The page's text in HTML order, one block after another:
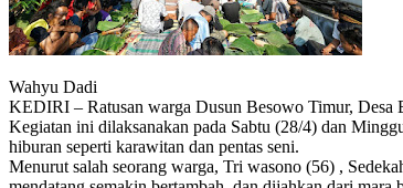
Wahyu Dadi
KEDIRI – Ratusan warga Dusun Besowo Timur, Desa
Kegiatan ini dilaksanakan pada Sabtu (28/4) dan
hiburan seperti karawitan dan pentas seni.
Menurut salah seorang warga, Tri wasono (56) ,